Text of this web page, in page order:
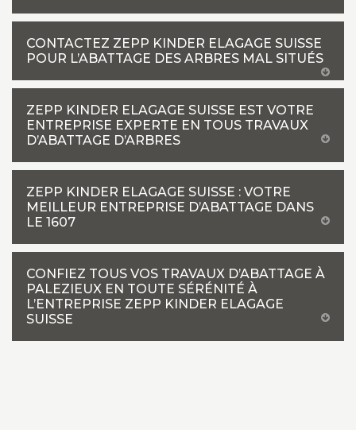
CONTACTEZ ZEPP KINDER ELAGAGE SUISSE
POUR L’ABATTAGE DES ARBRES MAL SITUÉS
ZEPP KINDER ELAGAGE SUISSE EST VOTRE
ENTREPRISE EXPERTE EN TOUS TRAVAUX
D’ABATTAGE D’ARBRES
ZEPP KINDER ELAGAGE SUISSE : VOTRE
MEILLEUR ENTREPRISE D’ABATTAGE DANS
LE 1607
CONFIEZ TOUS VOS TRAVAUX D’ABATTAGE À
PALEZIEUX EN TOUTE SÉRÉNITÉ À
L’ENTREPRISE ZEPP KINDER ELAGAGE
SUISSE